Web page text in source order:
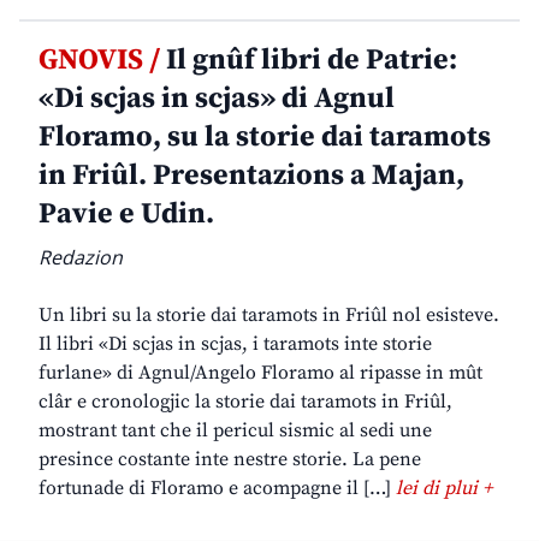
GNOVIS /Il gnûf libri de Patrie:
«Di scjas in scjas» di Agnul
Floramo, su la storie dai taramots
in Friûl. Presentazions a Majan,
Pavie e Udin.
Redazion
Un libri su la storie dai taramots in Friûl nol esisteve.
Il libri «Di scjas in scjas, i taramots inte storie
furlane» di Agnul/Angelo Floramo al ripasse in mût
clâr e cronologjic la storie dai taramots in Friûl,
mostrant tant che il pericul sismic al sedi une
presince costante inte nestre storie. La pene
fortunade di Floramo e acompagne il […] lei di plui +